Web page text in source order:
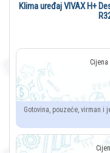
Klima uređaj VIVAX H+
Gotovina, pouzeće, virman i